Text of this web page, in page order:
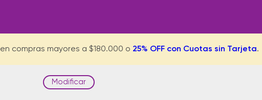
en compras mayores a $180.000 o 25% OFF con Cuotas sin Tarjeta.
Modificar